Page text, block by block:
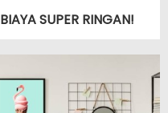
SUPER RINGAN!